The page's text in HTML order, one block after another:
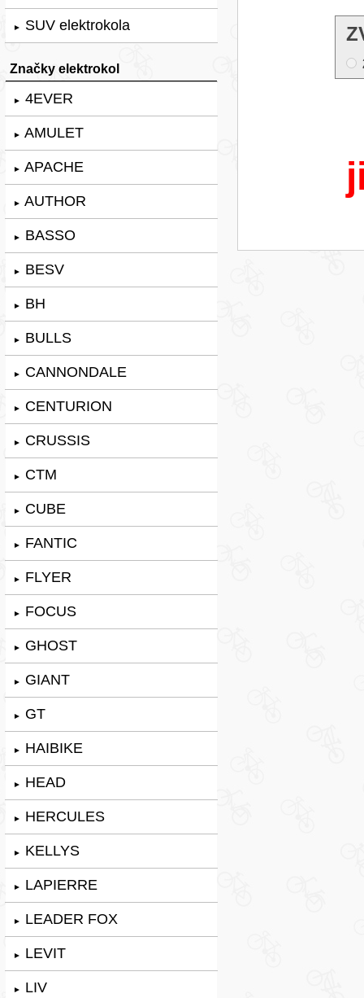
► SUV elektrokola
Značky elektrokol
► 4EVER
► AMULET
► APACHE
► AUTHOR
► BASSO
► BESV
► BH
► BULLS
► CANNONDALE
► CENTURION
► CRUSSIS
► CTM
► CUBE
► FANTIC
► FLYER
► FOCUS
► GHOST
► GIANT
► GT
► HAIBIKE
► HEAD
► HERCULES
► KELLYS
► LAPIERRE
► LEADER FOX
► LEVIT
► LIV